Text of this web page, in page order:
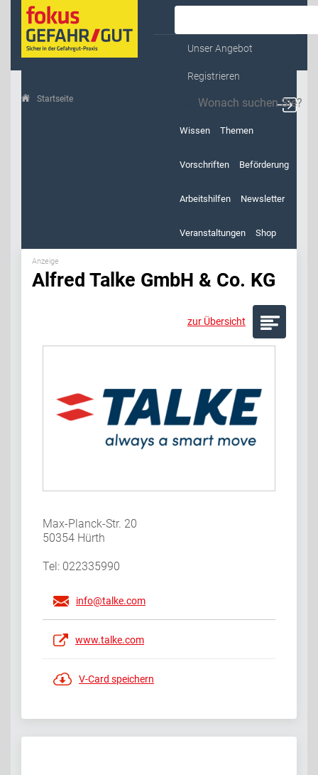
Unser Angebot
Registrieren
Wissen Themen
Vorschriften Beförderung
Arbeitshilfen Newsletter
Veranstaltungen Shop
Startseite
Anzeige
Alfred Talke GmbH & Co. KG
zur Übersicht
Max-Planck-Str. 20
50354 Hürth
Tel: 022335990
info@talke.com
www.talke.com
V-Card speichern